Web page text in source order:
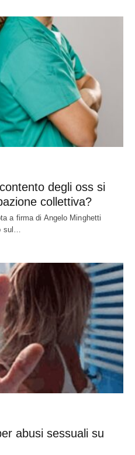
degli oss si
collettiva?
a firma di Angelo Minghetti
sul…
abusi sessuali su